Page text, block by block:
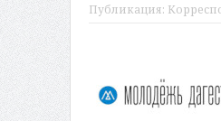
Публикация: